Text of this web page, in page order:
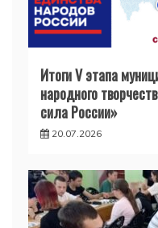
Итоги V этапа
народного
сила России»
20.07.2026